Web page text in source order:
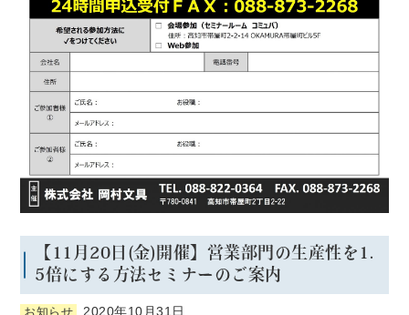
【11月20日(金)開催】営業部門の生産性を1.
5倍にする方法セミナーのご案内
お知らせ 2020年10月31日